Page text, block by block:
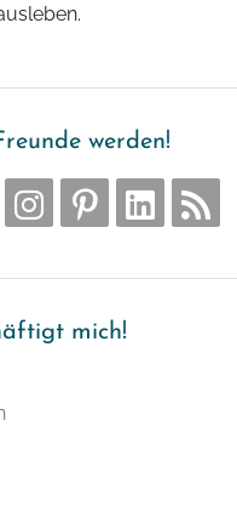
werden!
mich!